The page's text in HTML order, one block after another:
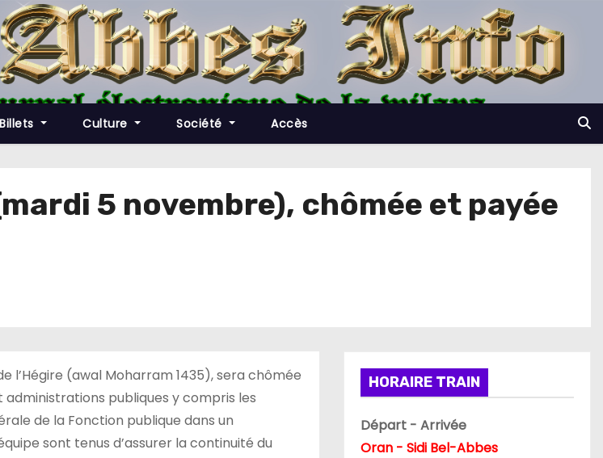
Culture Société Accès
5 novembre), chômée et payée
l’Hégire (awal Moharram 1435), sera chômée
publiques y compris les
de la Fonction publique dans un
sont tenus d’assurer la continuité du
HORAIRE TRAIN
Départ - Arrivée
Oran - Sidi Bel-Abbes